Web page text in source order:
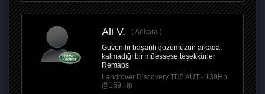
Ali V.
Ankara
Güvenilir başarılı gözümüzün arkada
kalmadığı bir müessese teşekkürler
Remaps
Landrover Discovery TD5 AUT - 139Hp
@159 Hp